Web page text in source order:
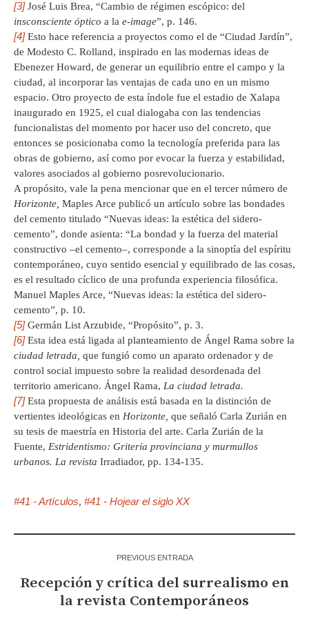
[3]José Luis Brea, “Cambio de régimen escópico: del
insconsciente óptico a la e-image”, p. 146.
[4]Esto hace referencia a proyectos como el de “Ciudad Jardín”,
de Modesto C. Rolland, inspirado en las modernas ideas de
Ebenezer Howard, de generar un equilibrio entre el campo y la
ciudad, al incorporar las ventajas de cada uno en un mismo
espacio. Otro proyecto de esta índole fue el estadio de Xalapa
inaugurado en 1925, el cual dialogaba con las tendencias
funcionalistas del momento por hacer uso del concreto, que
entonces se posicionaba como la tecnología preferida para las
obras de gobierno, así como por evocar la fuerza y estabilidad,
valores asociados al gobierno posrevolucionario.
A propósito, vale la pena mencionar que en el tercer número de
Horizonte, Maples Arce publicó un artículo sobre las bondades
del cemento titulado “Nuevas ideas: la estética del sidero-
cemento”, donde asienta: “La bondad y la fuerza del material
constructivo –el cemento–, corresponde a la sinoptía del espíritu
contemporáneo, cuyo sentido esencial y equilibrado de las cosas,
es el resultado cíclico de una profunda experiencia filosófica.
Manuel Maples Arce, “Nuevas ideas: la estética del sidero-
cemento”, p. 10.
[5]Germán List Arzubide, “Propósito”, p. 3.
[6]Esta idea está ligada al planteamiento de Ángel Rama sobre la
ciudad letrada, que fungió como un aparato ordenador y de
control social impuesto sobre la realidad desordenada del
territorio americano. Ángel Rama, La ciudad letrada.
[7]Esta propuesta de análisis está basada en la distinción de
vertientes ideológicas en Horizonte, que señaló Carla Zurián en
su tesis de maestría en Historia del arte. Carla Zurián de la
Fuente, Estridentismo: Gritería provinciana y murmullos
urbanos. La revista Irradiador, pp. 134-135.
#41 - Artículos, #41 - Hojear el siglo XX
PREVIOUS ENTRADA
Recepción y crítica del surrealismo en
la revista Contemporáneos